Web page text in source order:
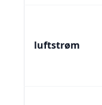
luftstrøm